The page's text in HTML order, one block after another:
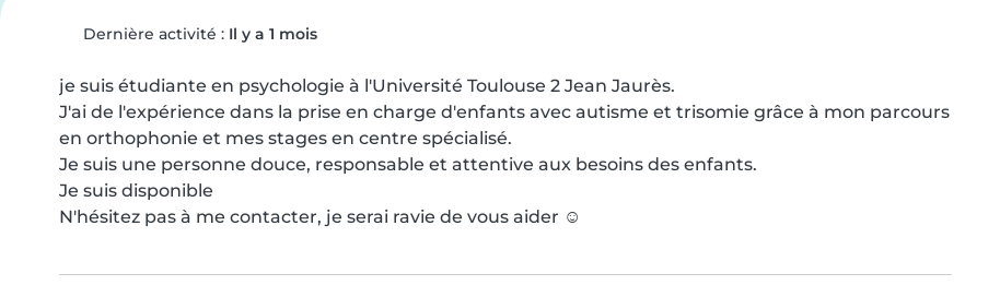
Dernière activité : Il y a 1 mois
je suis étudiante en psychologie à l'Université Toulouse 2 Jean Jaurès.
J'ai de l'expérience dans la prise en charge d'enfants avec autisme et trisomie grâce à mon parcours
en orthophonie et mes stages en centre spécialisé.
Je suis une personne douce, responsable et attentive aux besoins des enfants.
Je suis disponible
N'hésitez pas à me contacter, je serai ravie de vous aider ☺️